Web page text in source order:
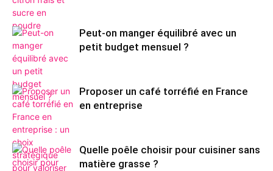
Peut-on manger équilibré avec un
petit budget mensuel ?
Proposer un café torréfié en France
en entreprise
Quelle poêle choisir pour cuisiner sans
matière grasse ?